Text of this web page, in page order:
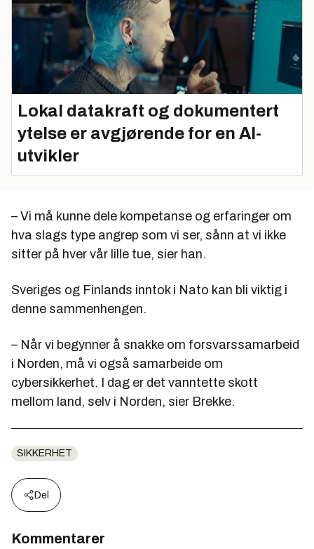
Lokal datakraft og dokumentert
ytelse er avgjørende for en AI-
utvikler
– Vi må kunne dele kompetanse og erfaringer om
hva slags type angrep som vi ser, sånn at vi ikke
sitter på hver vår lille tue, sier han.
Sveriges og Finlands inntok i Nato kan bli viktig i
denne sammenhengen.
– Når vi begynner å snakke om forsvarssamarbeid
i Norden, må vi også samarbeide om
cybersikkerhet. I dag er det vanntette skott
mellom land, selv i Norden, sier Brekke.
SIKKERHET
Del
Kommentarer